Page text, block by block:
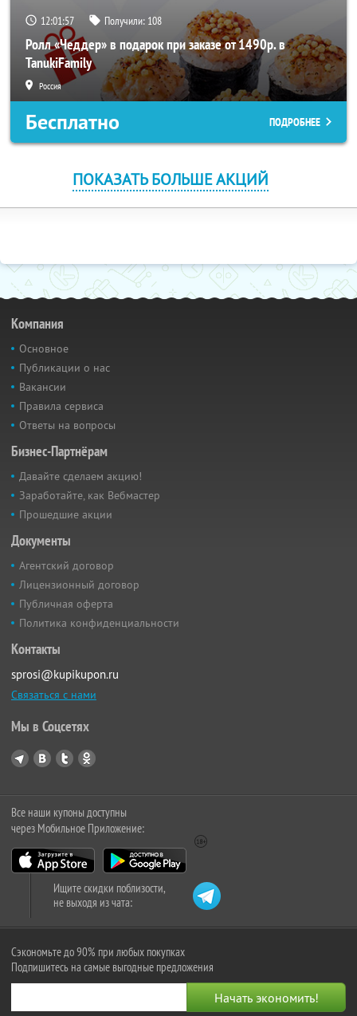
12:01:56 Получили: 108
Ролл «Чеддер» в подарок при заказе от 1490р. в
TanukiFamily
Россия
Бесплатно ПОДРОБНЕЕ
ПОКАЗАТЬ БОЛЬШЕ АКЦИЙ
Компания
Основное
Публикации о нас
Вакансии
Правила сервиса
Ответы на вопросы
Бизнес-Партнёрам
Давайте сделаем акцию!
Заработайте, как Вебмастер
Прошедшие акции
Документы
Агентский договор
Лицензионный договор
Публичная оферта
Политика конфиденциальности
Контакты
sprosi@kupikupon.ru
Связаться с нами
Мы в Соцсетях
Все наши купоны доступны
через Мобильное Приложение:
Ищите скидки поблизости,
не выходя из чата:
Сэкономьте до 90% при любых покупках
Подпишитесь на самые выгодные предложения